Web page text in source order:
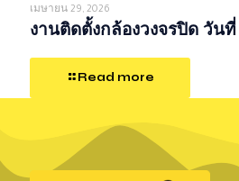
เมษายน 29, 2026
งานติดตั้งกล้องวงจรปิด วันที่
Read more